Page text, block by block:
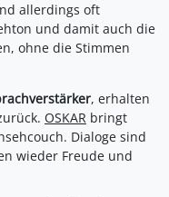
allerdings oft
und damit auch die
ohne die Stimmen
, erhalten
OSKAR bringt
Dialoge sind
wieder Freude und